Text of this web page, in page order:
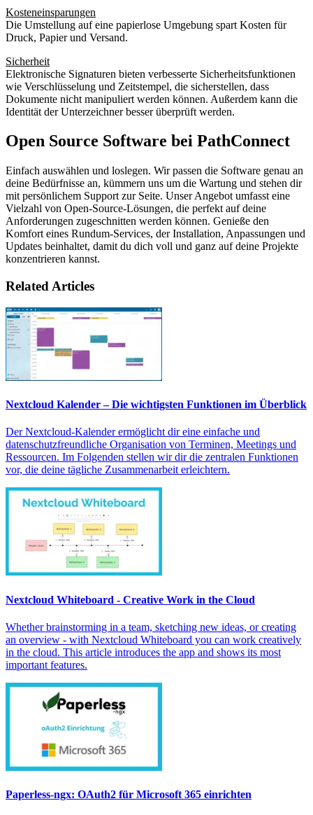
Kosteneinsparungen
Die Umstellung auf eine papierlose Umgebung spart Kosten für
Druck, Papier und Versand.
Sicherheit
Elektronische Signaturen bieten verbesserte Sicherheitsfunktionen
wie Verschlüsselung und Zeitstempel, die sicherstellen, dass
Dokumente nicht manipuliert werden können. Außerdem kann die
Identität der Unterzeichner besser überprüft werden.
Open Source Software bei PathConnect
Einfach auswählen und loslegen. Wir passen die Software genau an
deine Bedürfnisse an, kümmern uns um die Wartung und stehen dir
mit persönlichem Support zur Seite. Unser Angebot umfasst eine
Vielzahl von Open-Source-Lösungen, die perfekt auf deine
Anforderungen zugeschnitten werden können. Genieße den
Komfort eines Rundum-Services, der Installation, Anpassungen und
Updates beinhaltet, damit du dich voll und ganz auf deine Projekte
konzentrieren kannst.
Related Articles
Nextcloud Kalender – Die wichtigsten Funktionen im Überblick
Der Nextcloud-Kalender ermöglicht dir eine einfache und
datenschutzfreundliche Organisation von Terminen, Meetings und
Ressourcen. Im Folgenden stellen wir dir die zentralen Funktionen
vor, die deine tägliche Zusammenarbeit erleichtern.
Nextcloud Whiteboard - Creative Work in the Cloud
Whether brainstorming in a team, sketching new ideas, or creating
an overview - with Nextcloud Whiteboard you can work creatively
in the cloud. This article introduces the app and shows its most
important features.
Paperless-ngx: OAuth2 für Microsoft 365 einrichten